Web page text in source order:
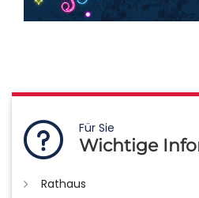
Für Sie
Wichtige
Rathaus